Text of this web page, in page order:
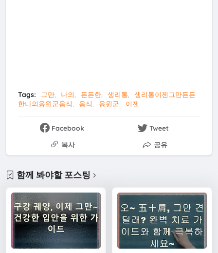
Tags: 그만 나의 든든한 생리통
생리통이젠그만든든
한나의응원군음식
음식 응원군 이젠
Facebook
Tweet
복사
공유
함께 봐야할 포스팅